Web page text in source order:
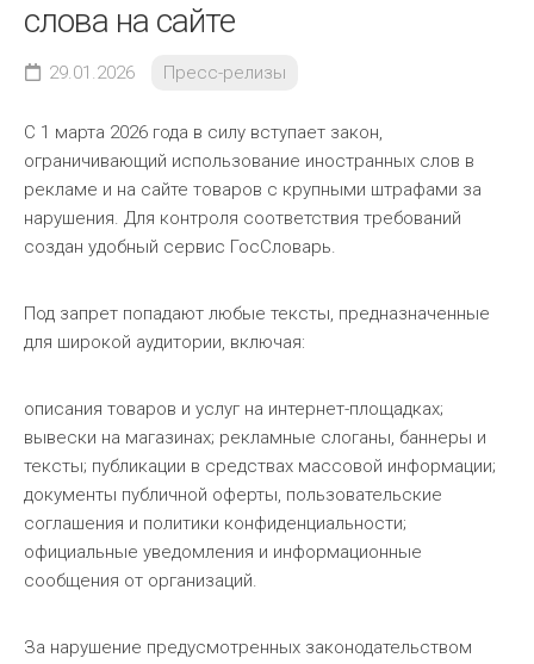
слова на сайте
29.01.2026 Пресс-релизы
С 1 марта 2026 года в силу вступает закон,
ограничивающий использование иностранных слов в
рекламе и на сайте товаров с крупными штрафами за
нарушения. Для контроля соответствия требований
создан удобный сервис ГосСловарь.
Под запрет попадают любые тексты, предназначенные
для широкой аудитории, включая:
описания товаров и услуг на интернет-площадках;
вывески на магазинах; рекламные слоганы, баннеры и
тексты; публикации в средствах массовой информации;
документы публичной оферты, пользовательские
соглашения и политики конфиденциальности;
официальные уведомления и информационные
сообщения от организаций.
За нарушение предусмотренных законодательством